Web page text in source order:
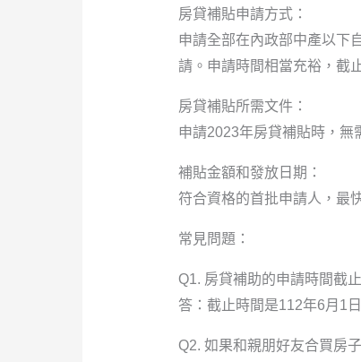
房貸補貼申請方式：
申請全部在內政部中產以下
請。申請時間相當充裕，截
房貸補貼所需文件：
申請2023年房貸補貼時，無
補貼金額和發放日期：
符合資格的首批申請人，最
常見問題：
Q1. 房貸補助的申請時間截
答：截止時間是112年6月1
Q2. 如果和親朋好友合買房